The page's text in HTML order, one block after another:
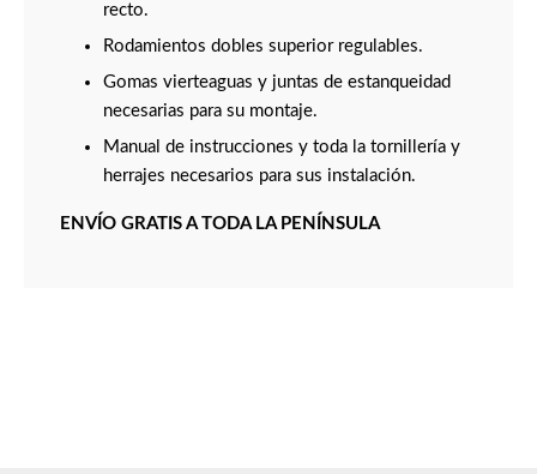
recto.
Rodamientos dobles superior regulables.
Gomas vierteaguas y juntas de estanqueidad
necesarias para su montaje.
Manual de instrucciones y toda la tornillería y
herrajes necesarios para sus instalación.
ENVÍO GRATIS A TODA LA PENÍNSULA